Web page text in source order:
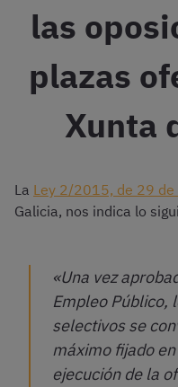
las
plazas
Xunta
La Ley 2/2015, de 29 de
Galicia, nos indica lo
«Una vez
Empleo Público,
selectivos se
máximo fijado
ejecución de la